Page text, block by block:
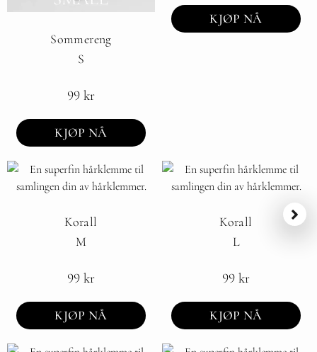
Sommereng
S
99 kr
KJØP NÅ
KJØP NÅ
Korall
M
99 kr
KJØP NÅ
Korall
L
99 kr
KJØP NÅ